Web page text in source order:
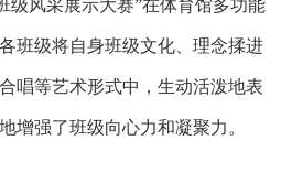
级风采展示大赛”在体育馆多功能
班级将自身班级文化、理念揉进
唱等艺术形式中，生动活泼地表
增强了班级向心力和凝聚力。